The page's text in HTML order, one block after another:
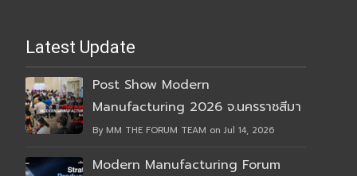
Latest Update
Post Show Modern
Manufacturing 2026 จ.นครราชสีมา
By MM THE FORUM TEAM on Jul 14, 2026
Modern Manufacturing Forum